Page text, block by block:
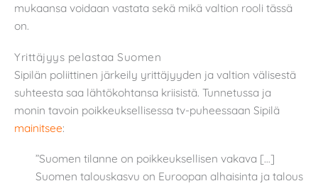
mukaansa voidaan vastata sekä mikä valtion rooli tässä
on.
Yrittäjyys pelastaa Suomen
Sipilän poliittinen järkeily yrittäjyyden ja valtion välisestä
suhteesta saa lähtökohtansa kriisistä. Tunnetussa ja
monin tavoin poikkeuksellisessa tv-puheessaan Sipilä
mainitsee:
”Suomen tilanne on poikkeuksellisen vakava […]
Suomen talouskasvu on Euroopan alhaisinta ja talous